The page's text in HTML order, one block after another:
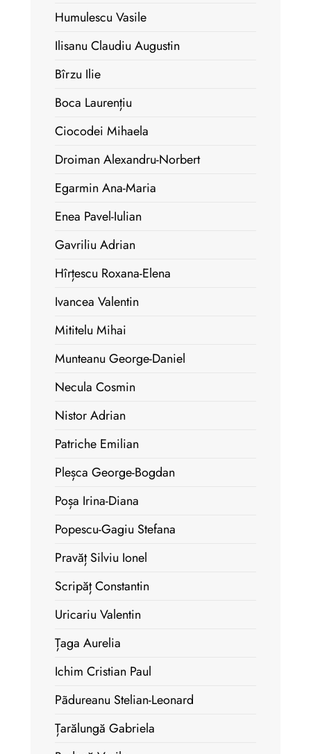
Humulescu Vasile
Ilisanu Claudiu Augustin
Bîrzu Ilie
Boca Laurențiu
Ciocodei Mihaela
Droiman Alexandru-Norbert
Egarmin Ana-Maria
Enea Pavel-Iulian
Gavriliu Adrian
Hîrțescu Roxana-Elena
Ivancea Valentin
Mititelu Mihai
Munteanu George-Daniel
Necula Cosmin
Nistor Adrian
Patriche Emilian
Pleșca George-Bogdan
Poșa Irina-Diana
Popescu-Gagiu Stefana
Pravăț Silviu Ionel
Scripăț Constantin
Uricariu Valentin
Țaga Aurelia
Ichim Cristian Paul
Pãdureanu Stelian-Leonard
Țarălungă Gabriela